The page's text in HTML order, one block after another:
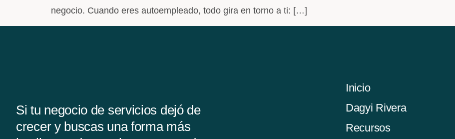
negocio. Cuando eres autoempleado, todo gira en torno a ti: […]
Si tu negocio de servicios dejó de
crecer y buscas una forma más
Inicio
Dagyi Rivera
Recursos